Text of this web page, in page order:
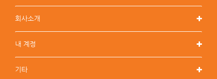
회사소개
내 계정
기타